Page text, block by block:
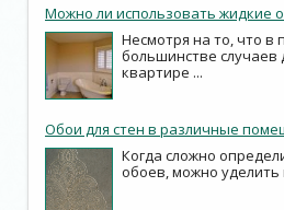
Можно ли использовать жидкие
Несмотря на то, что
большинстве случаев
квартире ...
Обои для стен в различные
Когда сложно
обоев, можно уделить